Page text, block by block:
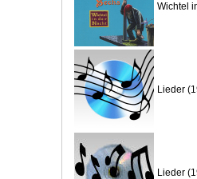
Wichtel
Lieder
Lieder